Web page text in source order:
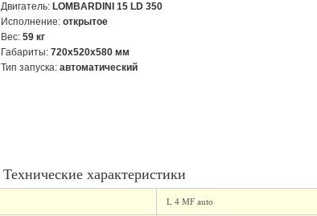
Двигатель: LOMBARDINI 15 LD 350
Исполнение:открытое
Вес:59 кг
Габариты:720x520x580 мм
Тип запуска:автоматический
Технические характеристики
L 4 MF auto